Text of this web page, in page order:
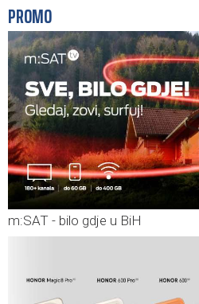
PROMO
m:SAT - bilo gdje u BiH